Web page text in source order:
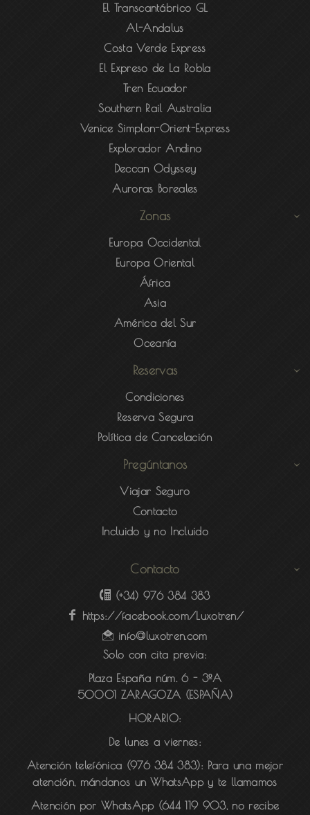
El Transcantábrico GL
Al-Andalus
Costa Verde Express
El Expreso de La Robla
Tren Ecuador
Southern Rail Australia
Venice Simplon-Orient-Express
Explorador Andino
Deccan Odyssey
Auroras Boreales
Zonas
Europa Occidental
Europa Oriental
África
Asia
América del Sur
Oceanía
Reservas
Condiciones
Reserva Segura
Política de Cancelación
Pregúntanos
Viajar Seguro
Contacto
Incluido y no Incluido
Contacto
(+34) 976 384 383
https://facebook.com/Luxotren/
info@luxotren.com
Solo con cita previa:
Plaza España núm. 6 - 3ºA
50001 ZARAGOZA (ESPAÑA)
HORARIO:
De lunes a viernes:
Atención telefónica (976 384 383): Para una mejor
atención, mándanos un WhatsApp y te llamamos
Atención por WhatsApp (644 119 903, no recibe